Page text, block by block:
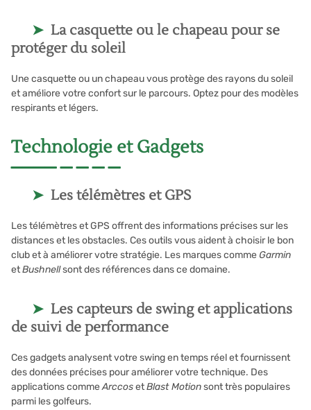
La casquette ou le chapeau pour se
protéger du soleil
Une casquette ou un chapeau vous protège des rayons du soleil
et améliore votre confort sur le parcours. Optez pour des modèles
respirants et légers.
Technologie et Gadgets
Les télémètres et GPS
Les télémètres et GPS offrent des informations précises sur les
distances et les obstacles. Ces outils vous aident à choisir le bon
club et à améliorer votre stratégie. Les marques comme Garmin
etBushnellsont des références dans ce domaine.
Les capteurs de swing et applications
de suivi de performance
Ces gadgets analysent votre swing en temps réel et fournissent
des données précises pour améliorer votre technique. Des
applications commeArccosetBlast Motionsont très populaires
parmi les golfeurs.